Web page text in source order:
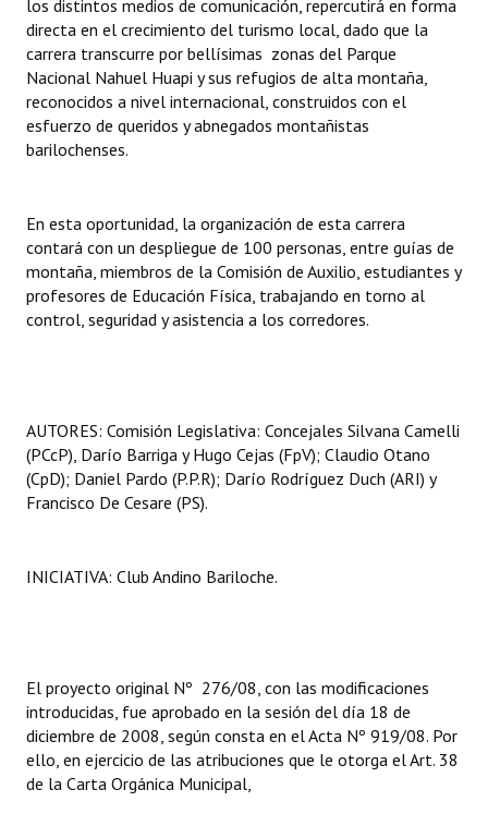
Huéspedes de Honor - Registro
Antiguos Pobladores - Registro
Reconocimientos - Registro
Bariloche, Municipio intercultural
REFORMA DE LA CARTA ORGÁNICA
los distintos medios de comunicación, repercutirá en forma
directa en el crecimiento del turismo local, dado que la
carrera transcurre por bellísimas zonas del Parque
Nacional Nahuel Huapi y sus refugios de alta montaña,
reconocidos a nivel internacional, construidos con el
esfuerzo de queridos y abnegados montañistas
barilochenses.
En esta oportunidad, la organización de esta carrera
contará con un despliegue de 100 personas, entre guías de
montaña, miembros de la Comisión de Auxilio, estudiantes y
profesores de Educación Física, trabajando en torno al
control, seguridad y asistencia a los corredores.
AUTORES: Comisión Legislativa: Concejales Silvana Camelli
(PCcP), Darío Barriga y Hugo Cejas (FpV); Claudio Otano
(CpD); Daniel Pardo (P.P.R); Darío Rodríguez Duch (ARI) y
Francisco De Cesare (PS).
INICIATIVA: Club Andino Bariloche.
El proyecto original Nº 276/08, con las modificaciones
introducidas, fue aprobado en la sesión del día 18 de
diciembre de 2008, según consta en el Acta Nº 919/08. Por
ello, en ejercicio de las atribuciones que le otorga el Art. 38
de la Carta Orgánica Municipal,